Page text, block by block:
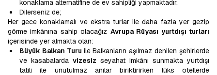
konaklama alternatifine de ev sahipliği yapmaktadır.
Dilerseniz de;
Her gece konaklamalı ve ekstra turlar ile daha fazla yer gezip
görme imkânına sahip olacağız Avrupa Rüyası yurtdışı turları
içerisinde yer almakta olan:
Büyük Balkan Turu ile Balkanların aşılmaz denilen şehirlerde
ve kasabalarda vizesiz seyahat imkânı sunmakta yurtdışı
tatili ile unutulmaz anılar biriktirirken lüks otellerde